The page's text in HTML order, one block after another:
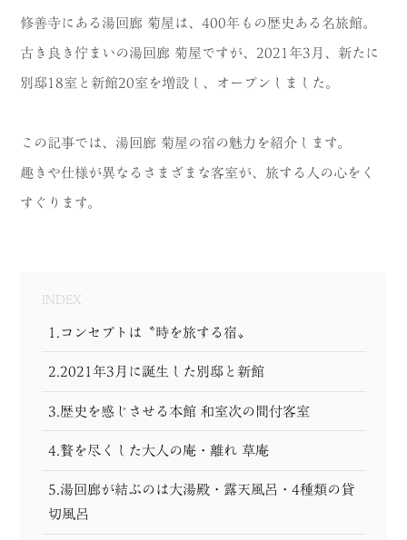
ABOUT
MODEL COURSE
ACCESS
修善寺にある湯回廊 菊屋は、400年もの歴史ある名旅館。
古き良き佇まいの湯回廊 菊屋ですが、2021年3月、新たに
別邸18室と新館20室を増設し、オープンしました。
この記事では、湯回廊 菊屋の宿の魅力を紹介します。
趣きや仕様が異なるさまざまな客室が、旅する人の心をく
すぐります。
INDEX
1.コンセプトは〝時を旅する宿〟
2.2021年3月に誕生した別邸と新館
3.歴史を感じさせる本館 和室次の間付客室
4.贅を尽くした大人の庵・離れ 草庵
5.湯回廊が結ぶのは大湯殿・露天風呂・4種類の貸
切風呂